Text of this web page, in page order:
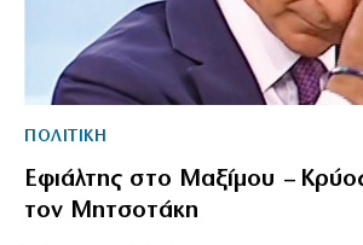
ΠΟΛΙΤΙΚΗ
Εφιάλτης στο Μαξίμου –
τον Μητσοτάκη